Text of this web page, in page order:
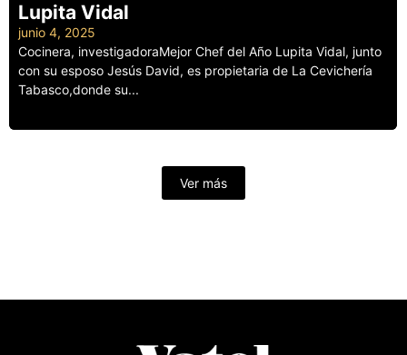
Lupita Vidal
junio 4, 2025
Cocinera, investigadoraMejor Chef del Año Lupita Vidal, junto
con su esposo Jesús David, es propietaria de La Cevichería
Tabasco,donde su...
Ver más